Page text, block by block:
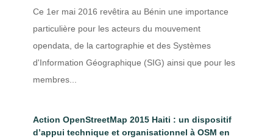
Ce 1er mai 2016 revêtira au Bénin une importance
particulière pour les acteurs du mouvement
opendata, de la cartographie et des Systèmes
d'Information Géographique (SIG) ainsi que pour les
membres...
Action OpenStreetMap 2015 Haiti : un dispositif
d’appui technique et organisationnel à OSM en